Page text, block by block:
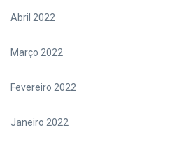
Abril 2022
Março 2022
Fevereiro 2022
Janeiro 2022